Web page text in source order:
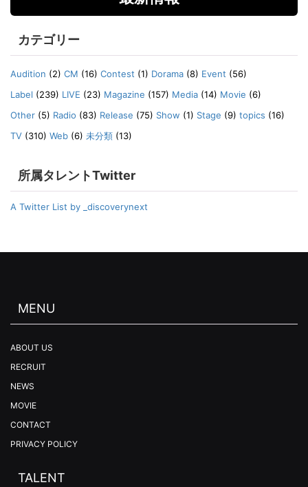
カテゴリー
Audition (2) CM (16) Contest (1) Dorama (8) Event (56)
Label (239) LIVE (23) Magazine (157) Media (14) Movie (6)
Other (5) Radio (83) Release (75) Show (1) Stage (9) topics (16)
TV (310) Web (6) 未分類 (13)
所属タレントTwitter
A Twitter List by _discoverynext
MENU
ABOUT US
RECRUIT
NEWS
MOVIE
CONTACT
PRIVACY POLICY
TALENT